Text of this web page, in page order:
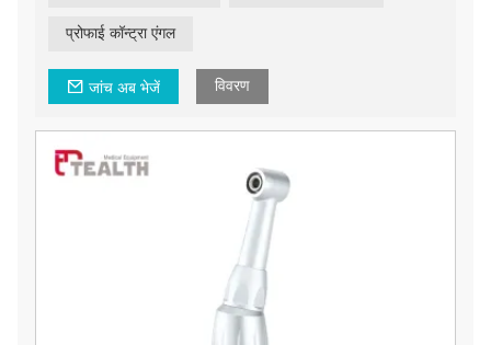
प्रोफाई कॉन्ट्रा एंगल
जांच अब भेजें विवरण